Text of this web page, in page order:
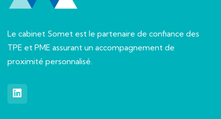
Le cabinet Somet est le partenaire de confiance des
TPE et PME assurant un accompagnement de
proximité personnalisé.